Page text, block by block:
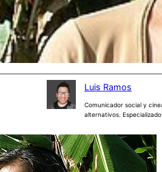
Luis Ramos
Comunicador social y
alternativos.